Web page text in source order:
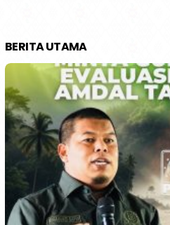
BERITA UTAMA